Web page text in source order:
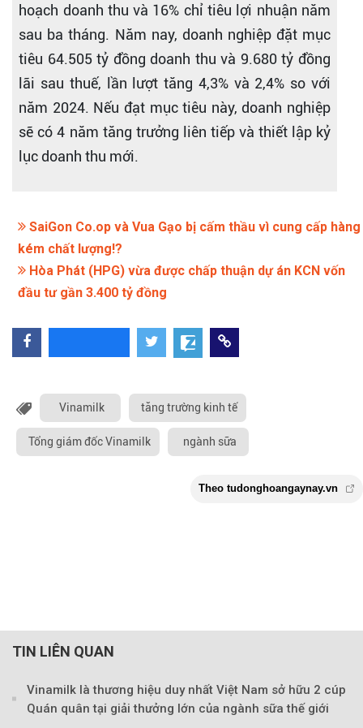
hoạch doanh thu và 16% chỉ tiêu lợi nhuận năm
sau ba tháng. Năm nay, doanh nghiệp đặt mục
tiêu 64.505 tỷ đồng doanh thu và 9.680 tỷ đồng
lãi sau thuế, lần lượt tăng 4,3% và 2,4% so với
năm 2024. Nếu đạt mục tiêu này, doanh nghiệp
sẽ có 4 năm tăng trưởng liên tiếp và thiết lập kỷ
lục doanh thu mới.
SaiGon Co.op và Vua Gạo bị cấm thầu vì cung cấp hàng
kém chất lượng!?
Hòa Phát (HPG) vừa được chấp thuận dự án KCN vốn
đầu tư gần 3.400 tỷ đồng
Vinamilk tăng trường kinh tế
Tổng giám đốc Vinamilk ngành sữa
TIN LIÊN QUAN
Vinamilk là thương hiệu duy nhất Việt Nam sở hữu 2 cúp
Quán quân tại giải thưởng lớn của ngành sữa thế giới